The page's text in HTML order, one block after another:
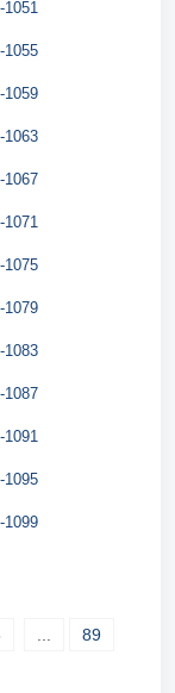
1051
1055
1059
1063
1067
1071
1075
1079
1083
1087
1091
1095
1099
89